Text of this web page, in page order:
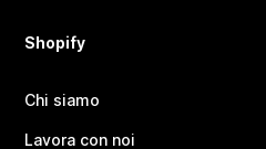
Shopify
Chi siamo
Lavora con noi